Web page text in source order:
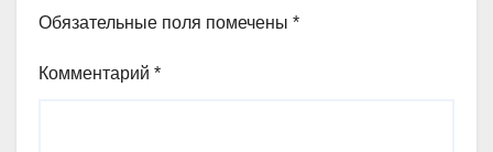
Обязательные поля помечены *
Комментарий *